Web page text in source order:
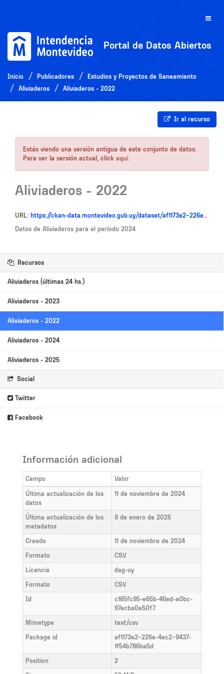
Toggle
Portal de Datos Abiertos
Inicio Publicadores
Estudios y Proyectos de Saneamiento
Aliviaderos
Aliviaderos - 2022
Ir al recurso
Estás viendo una versión antigua de este conjunto de datos.
Para ver la versión actual, click aquí.
Aliviaderos - 2022
URL: https://ckan-data.montevideo.gub.uy/dataset/af1173e2-226e-4ec2-9437-1f54b786ba5d/resource/c165fc95-e65b-46ed-a0bc-97ecba0e50f7/download/aliviaderos_2022_1731357863288.csv
Datos de Aliviaderos para el período 2024
Recursos
Aliviaderos (últimas 24 hs.)
Aliviaderos - 2023
Aliviaderos - 2022
Aliviaderos - 2024
Aliviaderos - 2025
Social
Twitter
Facebook
Información adicional
Campo
Valor
Última actualización de los
datos
11 de noviembre de 2024
Última actualización de los
metadatos
9 de enero de 2025
Creado
11 de noviembre de 2024
Formato
CSV
Licencia
dag-uy
Formato
CSV
Id
c165fc95-e65b-46ed-a0bc-
97ecba0e50f7
Mimetype
text/csv
Package id
af1173e2-226e-4ec2-9437-
1f54b786ba5d
Position
2